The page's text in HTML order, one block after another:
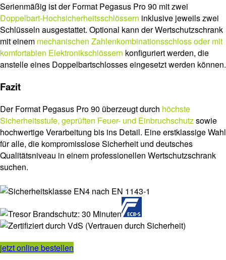
Serienmäßig ist der Format Pegasus Pro 90 mit zwei
Doppelbart-Hochsicherheitsschlössern inklusive jeweils zwei
Schlüsseln ausgestattet. Optional kann der Wertschutzschrank
mit einem mechanischen Zahlenkombinationsschloss oder mit
komfortablen Elektronikschlössern konfiguriert werden, die
anstelle eines Doppelbartschlosses eingesetzt werden können.
Fazit
Der Format Pegasus Pro 90 überzeugt durch höchste
Sicherheitsstufe, geprüften Feuer- und Einbruchschutzsowie
hochwertige Verarbeitung bis ins Detail. Eine erstklassige Wahl
für alle, die kompromisslose Sicherheit und deutsches
Qualitätsniveau in einem professionellen Wertschutzschrank
suchen.
jetzt online bestellen